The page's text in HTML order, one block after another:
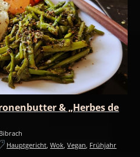
& „Herbes de
Hauptgericht,Wok,Vegan, Frühjahr